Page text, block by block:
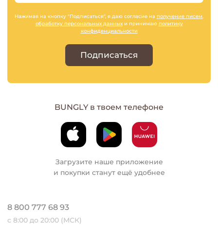
Нажимая на кнопку "Подписаться", я даю согласие на получение писем,
обработку персональных данныхи принимаю политику
конфиденциальности
Подписаться
BUNGLY в твоем телефоне
Загрузите наше приложение
и покупки станут ещё удобнее
8 800 777 68 93
с 8:00 до 20:00 (МСК)